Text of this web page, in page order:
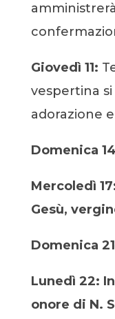
Giovedì 11:
vespertina
adorazione
Domenica
Mercoledì
Gesù,
Domenica
Lunedì 22:
onore di N.